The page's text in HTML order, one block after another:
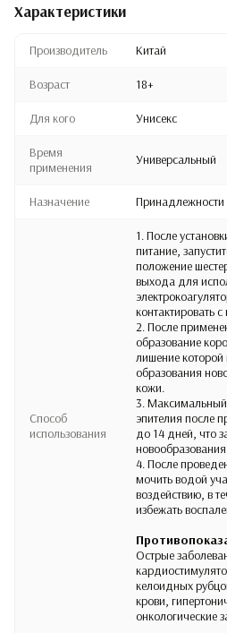
Характеристики
Производитель Китай
Возраст 18+
Для кого Унисекс
Время
применения
Универсальный
Назначение Принадлежности
Способ
использования
1. После
питание,
положение
выхода для
контактировать
2. После
образование
лишение
образования
кожи.
3. Максимальный
эпителия после
до 14 дней, что
4. После
мочить водой
воздействию, в
избежать
Острые
келоидных
крови,
онкологические